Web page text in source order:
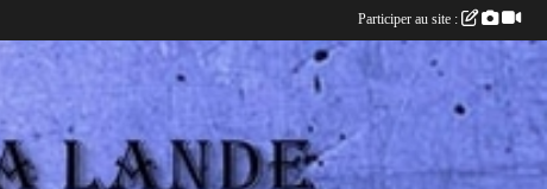
Participer au site :